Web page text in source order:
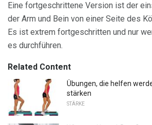
Eine fortgeschrittene Version ist der
der Arm und Bein von einer Seite des
Es ist extrem fortgeschritten und nur
es durchführen.
Related Content
Übungen, die helfen
stärken
STÄRKE